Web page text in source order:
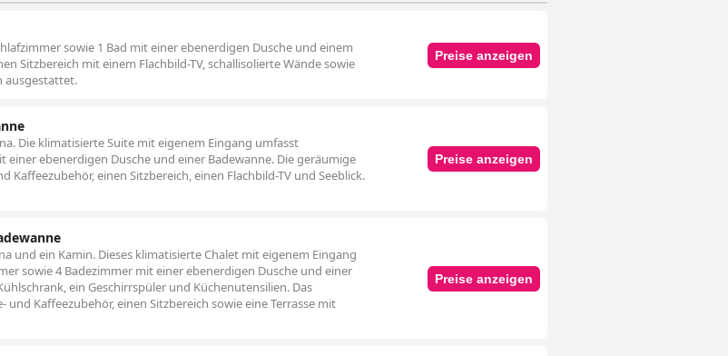
sowie 1 Bad mit einer ebenerdigen Dusche und einem
Sitzbereich mit einem Flachbild-TV, schallisolierte Wände sowie
ausgestattet.
Preise anzeigen
Die klimatisierte Suite mit eigenem Eingang umfasst
einer ebenerdigen Dusche und einer Badewanne. Die geräumige
Kaffeezubehör, einen Sitzbereich, einen Flachbild-TV und Seeblick.
Preise anzeigen
und ein Kamin. Dieses klimatisierte Chalet mit eigenem Eingang
sowie 4 Badezimmer mit einer ebenerdigen Dusche und einer
ein Geschirrspüler und Küchenutensilien. Das
Kaffeezubehör, einen Sitzbereich sowie eine Terrasse mit
Preise anzeigen